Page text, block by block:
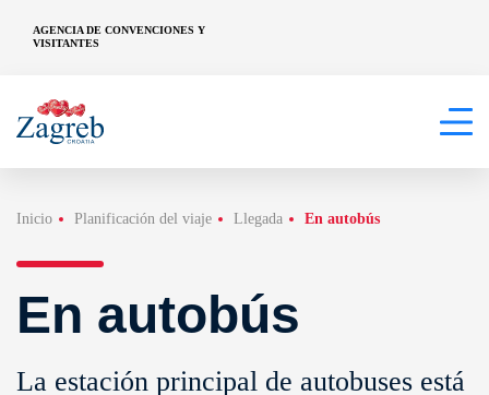
AGENCIA DE CONVENCIONES Y
VISITANTES
Inicio Planificación del viaje Llegada En autobús
En autobús
La estación principal de autobuses está